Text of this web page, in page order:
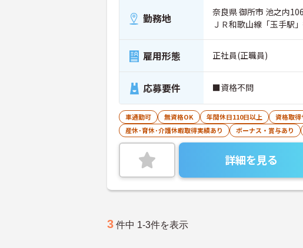
勤務地
奈良県 御所市 池之内
ＪＲ和歌山線「玉手駅
雇用形態 正社員(正職員)
応募要件 ■資格不問
車通勤可 無資格OK 年間休日110日以上 資格取得
産休･育休･介護休暇取得実績あり
ボーナス・賞与あり
詳細を見る
3 件中 1-3件を表示